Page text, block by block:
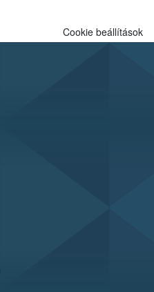
Cookie beállítások